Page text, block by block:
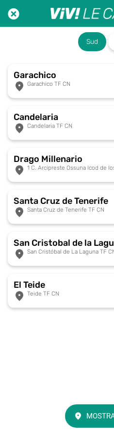
Sud
Garachico
Garachico TF CN
Candelaria
Candelaria TF CN
Drago Millenario
1 C. Arcipreste Ossuna Icod de
Santa Cruz de Tenerife
Santa Cruz de Tenerife TF CN
San Cristobal de la
San Cristóbal de La Laguna TF
El Teide
Teide TF CN